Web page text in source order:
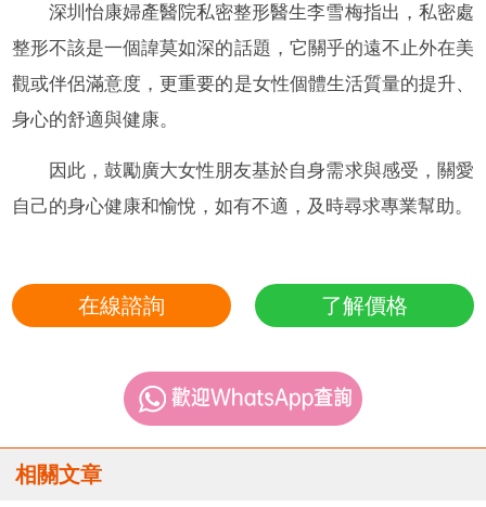
深圳怡康婦產醫院私密整形醫生李雪梅指出，私密處
整形不該是一個諱莫如深的話題，它關乎的遠不止外在美
觀或伴侶滿意度，更重要的是女性個體生活質量的提升、
身心的舒適與健康。
因此，鼓勵廣大女性朋友基於自身需求與感受，關愛
自己的身心健康和愉悅，如有不適，及時尋求專業幫助。
在線諮詢 了解價格
相關文章